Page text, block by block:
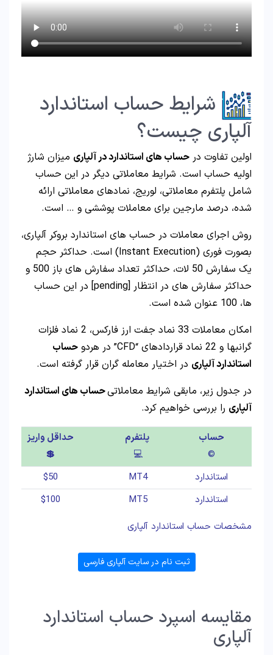
شرایط حساب استاندارد
آلپاری چیست؟
اولین تفاوت در حساب های استاندارد در آلپاری میزان شارژ
اولیه حساب است. شرایط معاملاتی دیگر در این حساب
شامل پلتفرم معاملاتی، لوریج، نمادهای معاملاتی ارائه
شده، درصد مارجین برای معاملات پوششی و … است.
روش اجرای معاملات در حساب های استاندارد بروکر آلپاری،
بصورت فوری (Instant Execution) است. حداکثر حجم
یک سفارش 50 لات، حداکثر تعداد سفارش های باز 500 و
حداکثر سفارش های در انتظار [pending] در این حساب
ها، 100 عنوان شده است.
امکان معاملات 33 نماد جفت ارز فارکس، 2 نماد فلزات
گرانبها و 22 نماد قراردادهای “CFD” در هردو
حساب
استاندارد آلپاری در اختیار معامله گران قرار گرفته است.
در جدول زیر، مابقی شرایط معاملاتیحساب های استاندارد
آلپاری را بررسی خواهیم کرد.
مشخصات حساب استاندارد آلپاری
حساب
©️
پلتفرم
💻
حداقل واریز
💲
استاندارد
MT4
$50
استاندارد
MT5
$100
ثبت نام در سایت آلپاری فارسی
مقایسه اسپرد حساب استاندارد
آلپاری